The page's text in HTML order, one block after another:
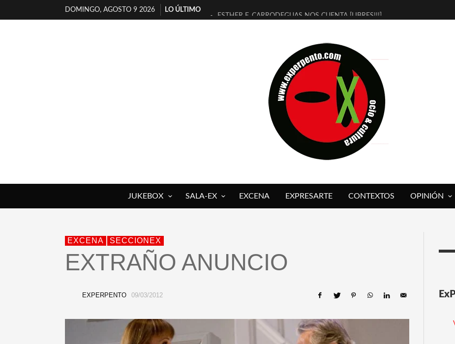
DOMINGO, AGOSTO 9 2026
LO ÚLTIMO
ESTHER F. CARRODEGUAS NOS CUENTA [LIBRES!!!]
[ELECTRA JONDA] DE JUAN GUERRERO ZAMORA
TIMBRE 4, LA ESCUELA DEL DIRECTOR TEATRAL CLAUDIO TOLCACHIR
30 AÑOS (NO ES NADA) DE LA KATARSIS DEL TOMATAZO
MILITARES JUDÍAS EN #EXVITA
D’BALDOMEROS REINVENTAN [BITÁCORA 3.0] EN EXVITA
MARSHALL FLASH PRESENTA EN EXVITA [RELATIVA SENCILLEZ]
JOFRE BARDAGÍ EN EXVITA INTERPRETANDO A SERRAT
JUKEBOX SALA-EX EXCENA EXPRESARTE CONTEXTOS OPINIÓN
EXCENA SECCIONEX
EXTRAÑO ANUNCIO
EXPERPENTO 09/03/2012